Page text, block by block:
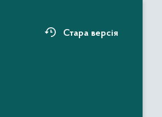
Стара версія